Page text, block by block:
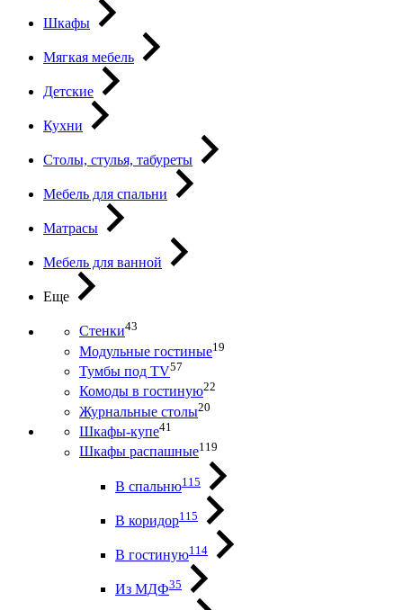
Шкафы
Мягкая мебель
Детские
Кухни
Столы, стулья, табуреты
Мебель для спальни
Матрасы
Мебель для ванной
Еще
Стенки43
Модульные гостиные19
Тумбы под ТV57
Комоды в гостиную22
Журнальные столы20
Шкафы-купе41
Шкафы распашные119
В спальню115
В коридор115
В гостиную114
Из МДФ35